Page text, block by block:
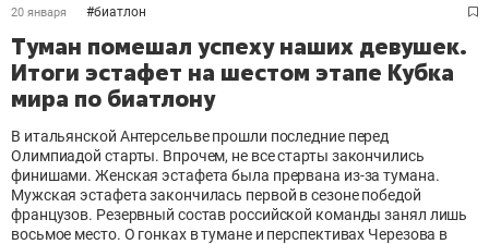
20 января #биатлон
Туман помешал успеху наших девушек.
Итоги эстафет на шестом этапе Кубка
мира по биатлону
В итальянской Антерсельве прошли последние перед
Олимпиадой старты. Впрочем, не все старты закончились
финишами. Женская эстафета была прервана из-за тумана.
Мужская эстафета закончилась первой в сезоне победой
французов. Резервный состав российской команды занял лишь
восьмое место. О гонках в тумане и перспективах Черезова в